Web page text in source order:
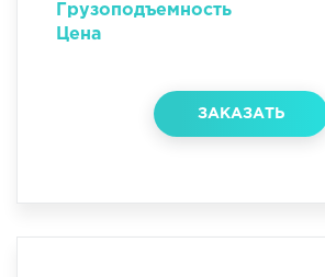
Грузоподъемность
Цена
ЗАКАЗАТЬ